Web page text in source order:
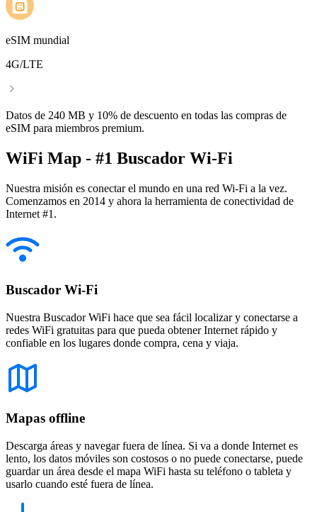
eSIM mundial
4G/LTE
Datos de 240 MB y 10% de descuento en todas las compras de
eSIM para miembros premium.
WiFi Map - #1 Buscador Wi-Fi
Nuestra misión es conectar el mundo en una red Wi-Fi a la vez.
Comenzamos en 2014 y ahora la herramienta de conectividad de
Internet #1.
Buscador Wi-Fi
Nuestra Buscador WiFi hace que sea fácil localizar y conectarse a
redes WiFi gratuitas para que pueda obtener Internet rápido y
confiable en los lugares donde compra, cena y viaja.
Mapas offline
Descarga áreas y navegar fuera de línea. Si va a donde Internet es
lento, los datos móviles son costosos o no puede conectarse, puede
guardar un área desde el mapa WiFi hasta su teléfono o tableta y
usarlo cuando esté fuera de línea.